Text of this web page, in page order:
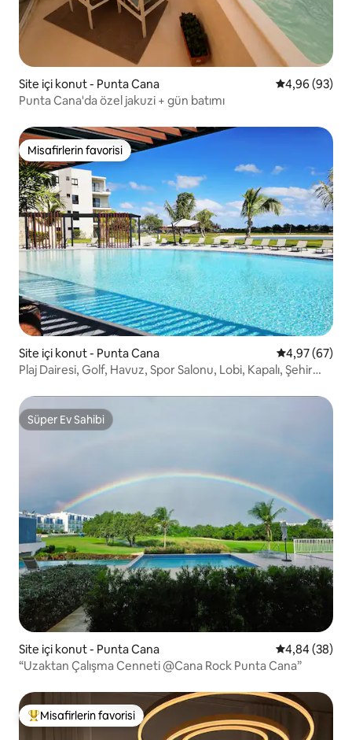
Site içi konut - Punta Cana 5 üzerinden
4,96 (93)
Punta Cana'da özel jakuzi + gün batımı
Misafirlerin favorisi
Misafirlerin favorisi
Site içi konut - Punta Cana 5 üzerinden
4,97 (67)
Plaj Dairesi, Golf, Havuz, Spor Salonu, Lobi, Kapalı, Şehir
Süper Ev Sahibi
Süper Ev Sahibi
Site içi konut - Punta Cana 5 üzerinden
4,84 (38)
“Uzaktan Çalışma Cenneti @Cana Rock Punta Cana”
Misafirlerin favorilerinden en beğenilenler arasında
Misafirlerin favorisi